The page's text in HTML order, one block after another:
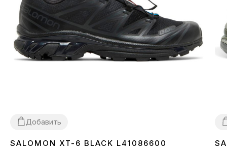
*В зависимости от настроек и качества работы Вашего
гаджета цвет товара, указанного на фото, может несколько
отличаться от реального!
*Определенные незначительные детали товара и его
комплектации (в том числе, но не исключительно —
дизайн, комплектацию, производственный цикл и прочее, в
зависимости от многих факторов, в том числе, но не
производителя и т.д.
Добавить
4041 42 43 44 45
SALOMON XT-6 BLACK L41086600